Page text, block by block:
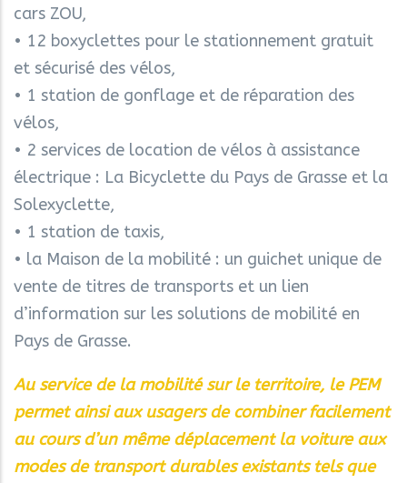
cars ZOU,
• 12 boxyclettes pour le stationnement gratuit
et sécurisé des vélos,
• 1 station de gonflage et de réparation des
vélos,
• 2 services de location de vélos à assistance
électrique : La Bicyclette du Pays de Grasse et la
Solexyclette,
• 1 station de taxis,
• la Maison de la mobilité : un guichet unique de
vente de titres de transports et un lien
d’information sur les solutions de mobilité en
Pays de Grasse.
Au service de la mobilité sur le territoire, le PEM
permet ainsi aux usagers de combiner facilement
au cours d’un même déplacement la voiture aux
modes de transport durables existants tels que